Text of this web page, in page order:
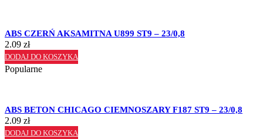
ABS CZERŃ AKSAMITNA U899 ST9 – 23/0,8
2.09 zł
DODAJ DO KOSZYKA
Popularne
ABS BETON CHICAGO CIEMNOSZARY F187 ST9 – 23/0,8
2.09 zł
DODAJ DO KOSZYKA